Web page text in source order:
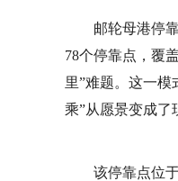
邮轮母港停
78个停靠点，覆
里”难题。这一模
乘”从愿景变成了
该停靠点位